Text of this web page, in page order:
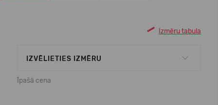
Izmēru tabula
IZVĒLIETIES IZMĒRU
Īpašā cena